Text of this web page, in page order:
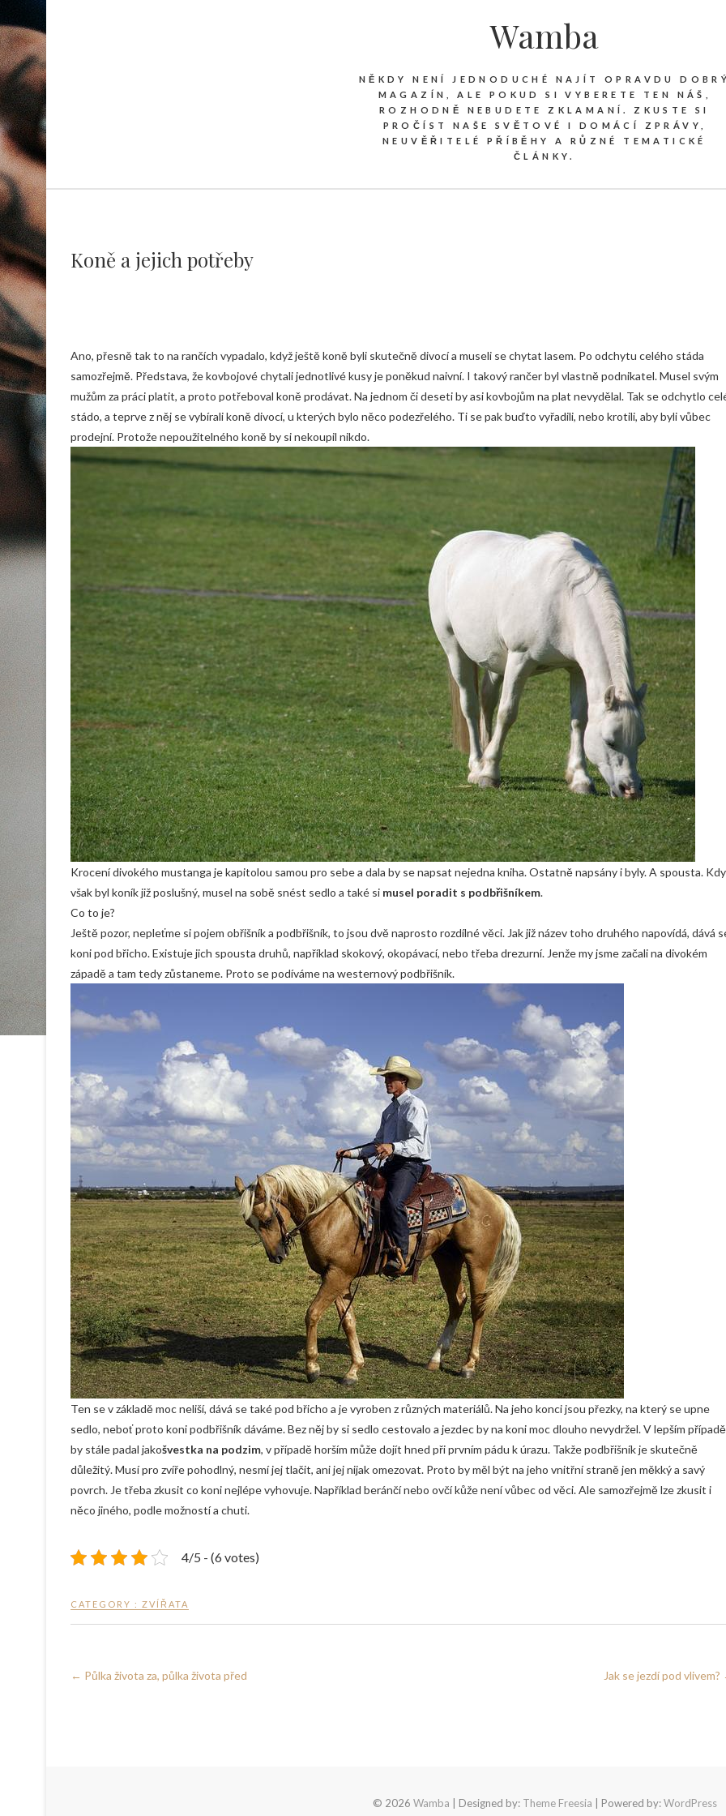
Wamba
NĚKDY NENÍ JEDNODUCHÉ NAJÍT OPRAVDU
MAGAZÍN, ALE POKUD SI VYBERETE TEN NÁŠ,
ROZHODNĚ NEBUDETE ZKLAMANÍ. ZKUSTE SI
PROČÍST NAŠE SVĚTOVÉ I DOMÁCÍ ZPRÁVY,
NEUVĚŘITELÉ PŘÍBĚHY A RŮZNÉ TEMATICKÉ
ČLÁNKY.
Koně a jejich potřeby
Ano, přesně tak to na rančích vypadalo, když ještě koně byli skutečně divocí a museli se chytat lasem. Po odchytu celého stáda
samozřejmě. Představa, že kovbojové chytali jednotlivé kusy je poněkud naivní. I takový rančer byl vlastně podnikatel. Musel svým
mužům za práci platit, a proto potřeboval koně prodávat. Na jednom či deseti by asi kovbojům na plat nevydělal. Tak se odchytlo
stádo, a teprve z něj se vybírali koně divocí, u kterých bylo něco podezřelého. Ti se pak buďto vyřadili, nebo krotili, aby byli vůbec
prodejní. Protože nepoužitelného koně by si nekoupil nikdo.
Krocení divokého mustanga je kapitolou samou pro sebe a dala by se napsat nejedna kniha. Ostatně napsány i byly. A spousta.
však byl koník již poslušný, musel na sobě snést sedlo a také si musel poradit s podbřišníkem.
Co to je?
Ještě pozor, nepleťme si pojem obřišník a podbřišník, to jsou dvě naprosto rozdílné věci. Jak již název toho druhého napovídá, dává
koni pod břicho. Existuje jich spousta druhů, například skokový, okopávací, nebo třeba drezurní. Jenže my jsme začali na divokém
západě a tam tedy zůstaneme. Proto se podíváme na westernový podbřišník.
Ten se v základě moc neliší, dává se také pod břicho a je vyroben z různých materiálů. Na jeho konci jsou přezky, na který se upne
sedlo, neboť proto koni podbřišník dáváme. Bez něj by si sedlo cestovalo a jezdec by na koni moc dlouho nevydržel. V lepším případě
by stále padal jakošvestka na podzim, v případě horším může dojít hned při prvním pádu k úrazu. Takže podbřišník je skutečně
důležitý. Musí pro zvíře pohodlný, nesmí jej tlačit, ani jej nijak omezovat. Proto by měl být na jeho vnitřní straně jen měkký a savý
povrch. Je třeba zkusit co koni nejlépe vyhovuje. Například beránčí nebo ovčí kůže není vůbec od věci. Ale samozřejmě lze zkusit i
něco jiného, podle možností a chuti.
4/5 - (6 votes)
CATEGORY : ZVÍŘATA
← Půlka života za, půlka života před Jak se jezdí pod vlivem?
© 2026 Wamba | Designed by: Theme Freesia | Powered by:WordPress